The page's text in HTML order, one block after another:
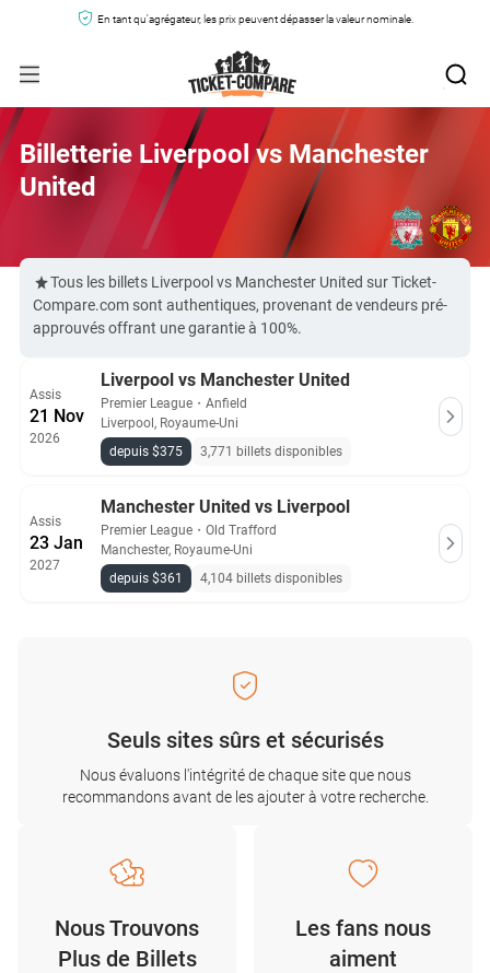
En tant qu'agrégateur, les prix peuvent dépasser la valeur nominale.
Billetterie Liverpool vs Manchester
United
Tous les billets Liverpool vs Manchester United sur Ticket-
Compare.com sont authentiques, provenant de vendeurs pré-
approuvés offrant une garantie à 100%.
Assis
21 Nov
2026
Liverpool vs Manchester United
Premier League ・ Anfield
Liverpool, Royaume-Uni
depuis $375
3,771 billets disponibles
Assis
23 Jan
2027
Manchester United vs Liverpool
Premier League ・ Old Trafford
Manchester, Royaume-Uni
depuis $361
4,104 billets disponibles
Seuls sites sûrs et sécurisés
Nous évaluons l'intégrité de chaque site que nous
recommandons avant de les ajouter à votre recherche.
Nous Trouvons
Plus de Billets
Les fans nous
aiment